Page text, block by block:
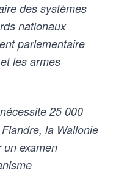
des systèmes
nationaux
parlementaire
les armes
25 000
la Wallonie
examen